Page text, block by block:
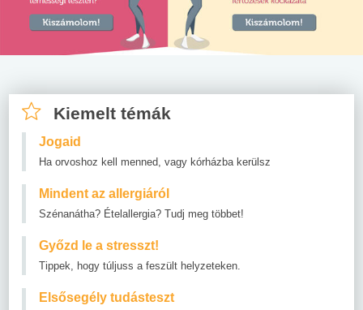
Kiemelt témák
Jogaid
Ha orvoshoz kell menned, vagy kórházba kerülsz
Mindent az allergiáról
Szénanátha? Ételallergia? Tudj meg többet!
Győzd le a stresszt!
Tippek, hogy túljuss a feszült helyzeteken.
Elsősegély tudásteszt